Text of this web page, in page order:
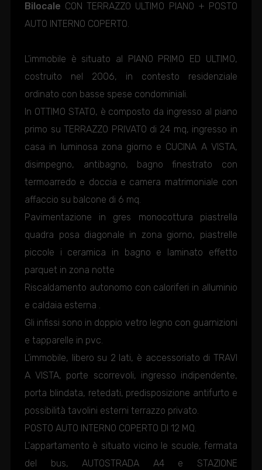
Bilocale CON TERRAZZO ULTIMO PIANO + POSTO
AUTO INTERNO COPERTO.
L'immobile è situato al PIANO PRIMO ED ULTIMO,
costruito nel 2006, in contesto residenziale
ordinato con basse spese condominiali.
In OTTIMO STATO, è composto da ingresso al piano
primo su TERRAZZO PRIVATO di 24 mq, ingresso in
casa in luminosa zona giorno e CUCINA A VISTA,
disimpegno, antibagno, bagno finestrato con
termoarredo e doccia e camera matrimoniale con
affaccio su balcone di 6 mq.
Pavimentazione in gres monocottura piastrella
quadra posa diagonale in zona giorno, piastrelle
piccole i ceramica in bagno e laminato effetto
parquet in zona notte
Riscaldamento autonomo con caloriferi in alluminio
e caldaia esterna .
Gli infissi sono in doppio vetro legno con guarnizioni
e tapparelle in pvc.
L'immobile, libero su 2 lati, è accessoriato di TRAVI
A VISTA, porte scorrevoli, ingresso indipendente,
porta blindata, retedati, predisposizione antifurto e
possibilità tavolini esterni terrazzo privato.
POSTO AUTO INTERNO COPERTO DI 12 MQ.
L'appartamento è situato vicino le scuole, fermata
del bus, AUTOSTRADA A4 e STAZIONE